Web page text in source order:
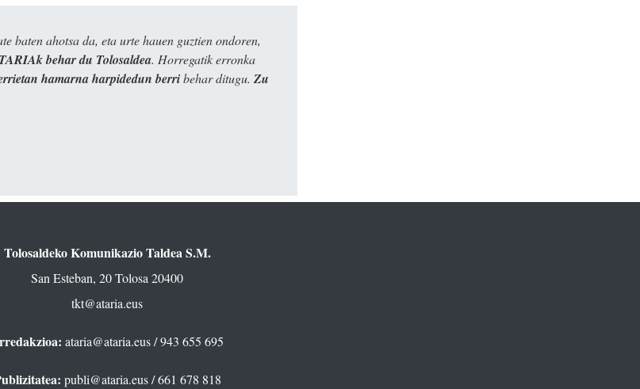
baten ahotsa da, eta urte hauen guztien ondoren,
behar du Tolosaldea. Horregatik erronka
hamarna harpidedun berribehar ditugu. Zu
Tolosaldeko Komunikazio Taldea S.M.
San Esteban, 20 Tolosa 20400
tkt@ataria.eus
ataria@ataria.eus/ 943 655 695
publi@ataria.eus/ 661 678 818